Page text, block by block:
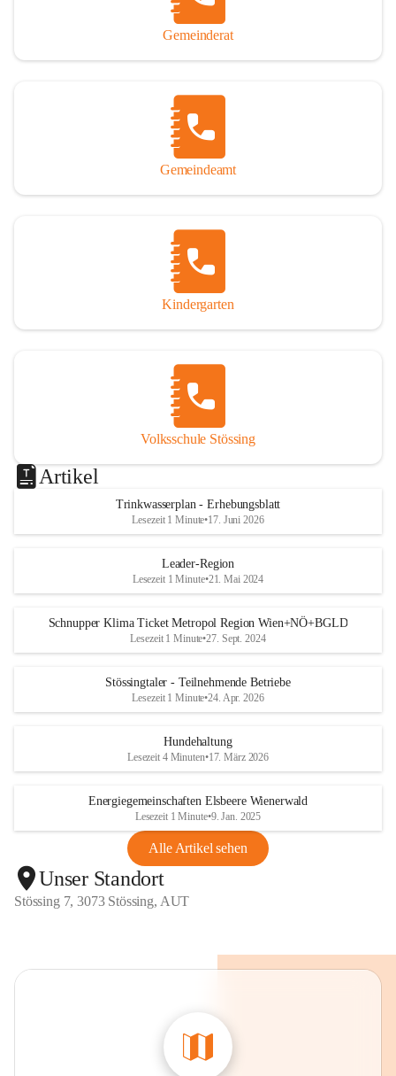
Gemeinderat
Gemeindeamt
Kindergarten
Volksschule Stössing
Artikel
Trinkwasserplan - Erhebungsblatt
Lesezeit 1 Minute•17. Juni 2026
Leader-Region
Lesezeit 1 Minute•21. Mai 2024
Schnupper Klima Ticket Metropol Region Wien+NÖ+BGLD
Lesezeit 1 Minute•27. Sept. 2024
Stössingtaler - Teilnehmende Betriebe
Lesezeit 1 Minute•24. Apr. 2026
Hundehaltung
Lesezeit 4 Minuten•17. März 2026
Energiegemeinschaften Elsbeere Wienerwald
Lesezeit 1 Minute•9. Jan. 2025
Alle Artikel sehen
Unser Standort
Stössing 7, 3073 Stössing, AUT